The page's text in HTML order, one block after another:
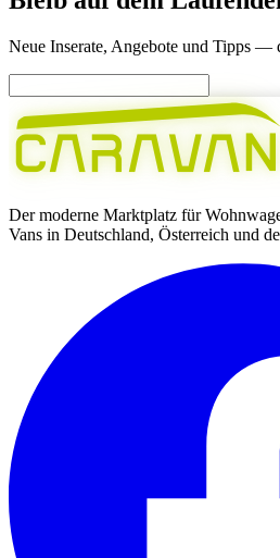
Neue Inserate, Angebote und Tipps —
CARAVAN
Der moderne Marktplatz für
Vans in Deutschland, Österreich und